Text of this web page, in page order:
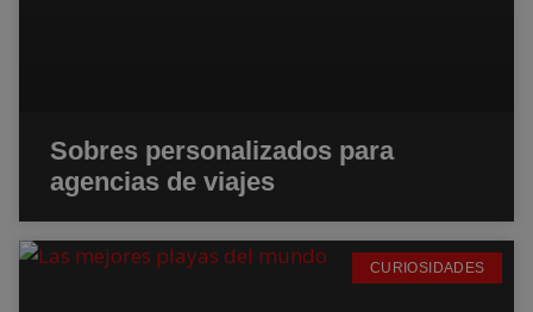
Sobres personalizados para
agencias de viajes
CURIOSIDADES